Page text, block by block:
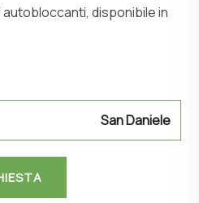
disponibile in
San Daniele